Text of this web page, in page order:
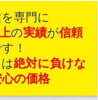
専門に
の実績が信頼
！
絶対に負けな
の価格